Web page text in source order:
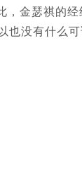
金瑟祺的经
也没有什么